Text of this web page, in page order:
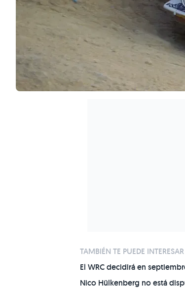
TAMBIÉN TE PUEDE INTERESAR
El WRC decidirá en
Nico Hülkenberg no está